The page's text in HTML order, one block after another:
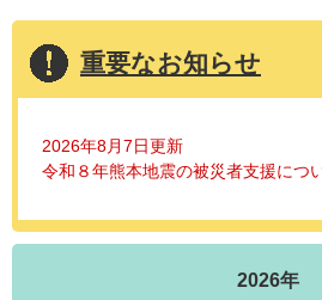
重要なお知らせ
2026年8月7日更新
令和８年熊本地震の被災者支援につ
2026年